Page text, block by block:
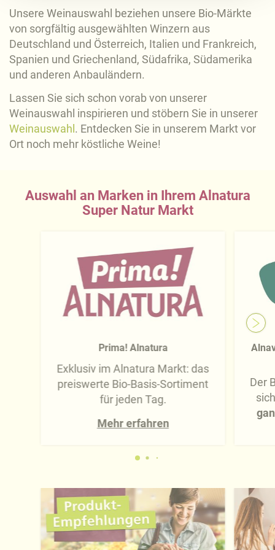
Näheres über uns erfahren Sie in unserem
Impressum .
Unsere Weinauswahl beziehen unsere Bio-Märkte
von sorgfältig ausgewählten Winzern aus
Deutschland und Österreich, Italien und Frankreich,
Spanien und Griechenland, Südafrika, Südamerika
und anderen Anbauländern.
Lassen Sie sich schon vorab von unserer
Weinauswahl inspirieren und stöbern Sie in unserer
Weinauswahl . Entdecken Sie in unserem Markt vor
Ort noch mehr köstliche Weine!
Auswahl an Marken in Ihrem Alnatura
Super Natur Markt
Prima! Alnatura
Exklusiv im Alnatura Markt: das
preiswerte Bio-Basis-Sortiment
für jeden Tag.
Mehr erfahren
Der